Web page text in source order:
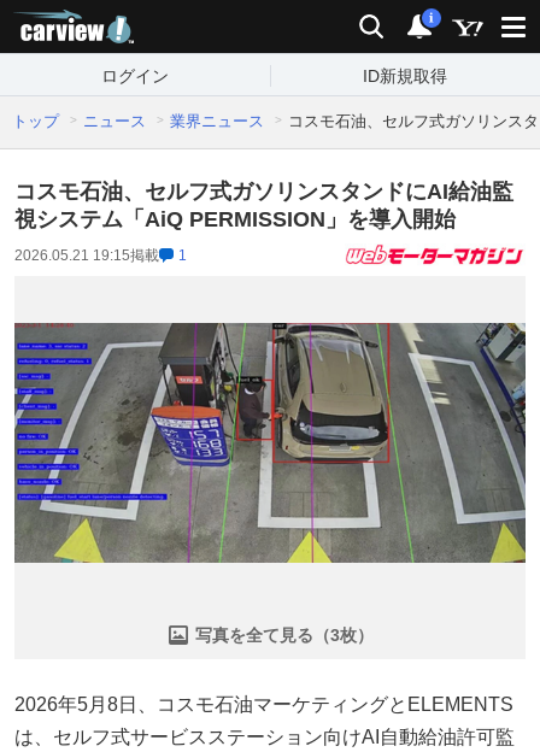
検索 通知
i
ログイン ID新規取得
トップ ニュース 業界ニュース コスモ石油、セルフ式ガソリンス
コスモ石油、セルフ式ガソリンスタンドにAI給油監
視システム「AiQ PERMISSION」を導入開始
2026.05.21 19:15掲載 1
写真を全て見る（3枚）
2026年5月8日、コスモ石油マーケティングとELEMENTS
は、セルフ式サービスステーション向けAI自動給油許可監